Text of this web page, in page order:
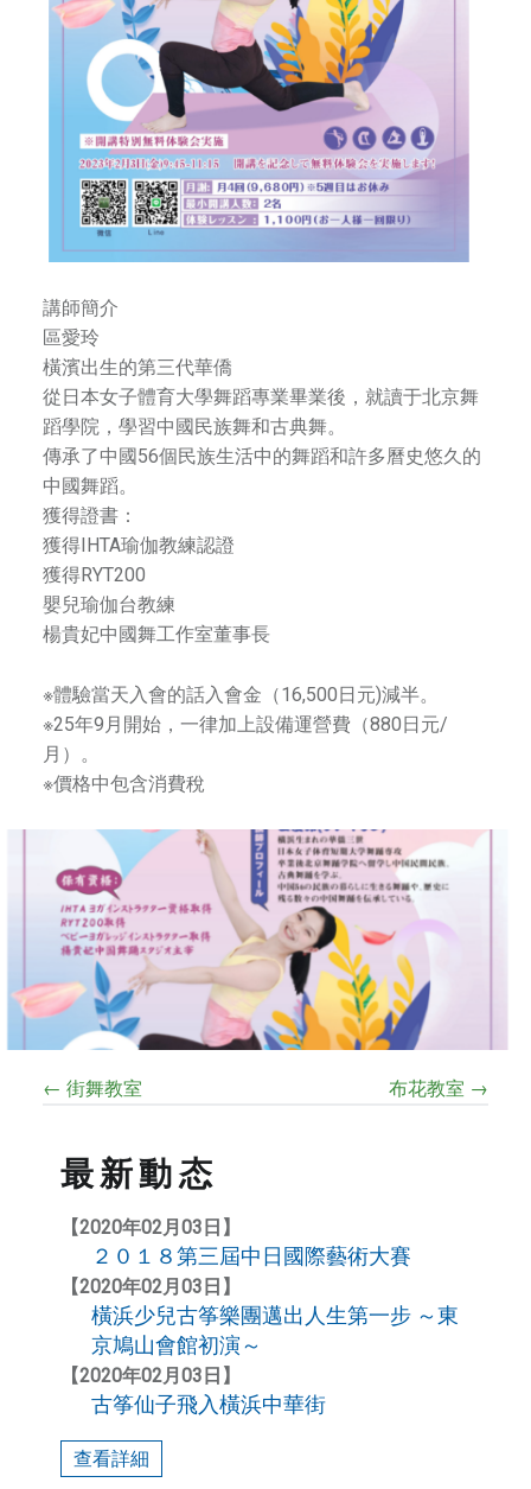
濱
和
東
京
的
一
流
藝
術
。
以
傳
播
和
發
揚
中
國
藝
術
和
化
為
已
任
力
促
進
中
日
友
和
理
。
僅
是
一
所
術
學
講師簡介
區愛玲
橫濱出生的第三代華僑
從日本女子體育大學舞蹈專業畢業後，就讀于北京舞
蹈學院，學習中國民族舞和古典舞。
傳承了中國56個民族生活中的舞蹈和許多曆史悠久的
中國舞蹈。
獲得證書：
獲得IHTA瑜伽教練認證
獲得RYT200
嬰兒瑜伽台教練
楊貴妃中國舞工作室董事長
※體驗當天入會的話入會金（16,500日元)減半。
※25年9月開始，一律加上設備運營費（880日元/
月）。
※價格中包含消費稅
← 街舞教室 布花教室 →
最新動态
【2020年02月03日】
２０１８第三屆中日國際藝術大賽
【2020年02月03日】
橫浜少兒古筝樂團邁出人生第一步 ～東
京鳩山會館初演～
【2020年02月03日】
古筝仙子飛入橫浜中華街
查看詳細